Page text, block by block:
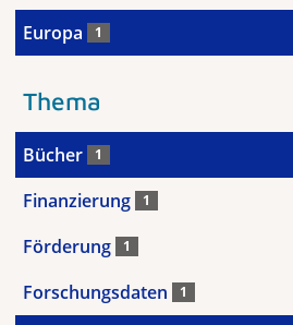
Europa 1
Thema
Bücher 1
Finanzierung 1
Förderung 1
Forschungsdaten 1